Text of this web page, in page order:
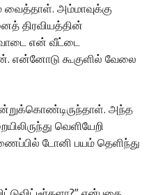
வைத்தாள். அம்மாவுக்கு
திரவியத்தின்
வாடை என் வீட்டை
என்னோடு கூகுளில் வேலை
அந்த
வெளியேறி
டோனி பயம் தெளிந்து